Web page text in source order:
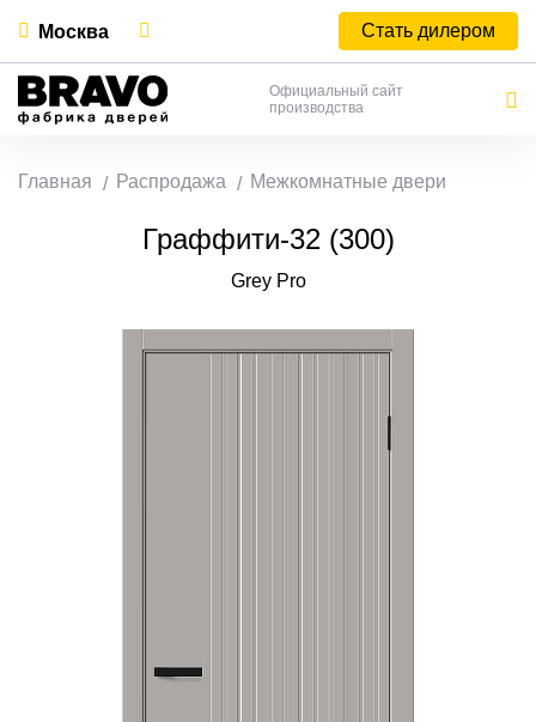
Москва Стать дилером
Официальный сайт
производства
Главная Распродажа Межкомнатные двери
Граффити-32 (300)
Grey Pro